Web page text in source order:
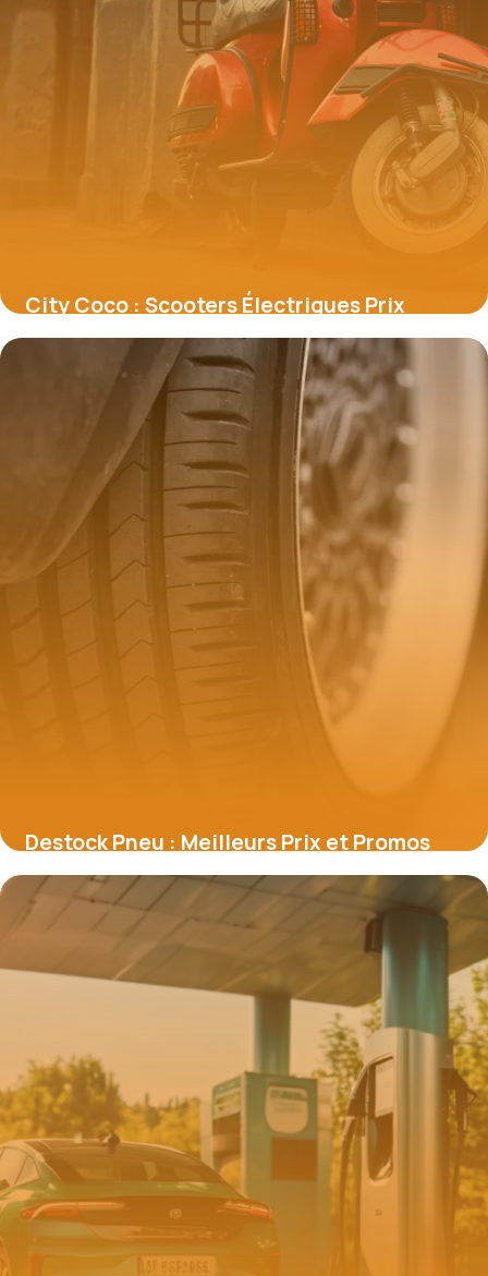
City Coco : Scooters Électriques Prix
Guide 2026
Destock Pneu : Meilleurs Prix et Promos
2026
18 avril 2026